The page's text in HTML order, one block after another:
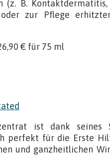
(z. B.
zur Pflege
€ für 75 ml
ist dank seines
perfekt für die Erste
und ganzheitlichen